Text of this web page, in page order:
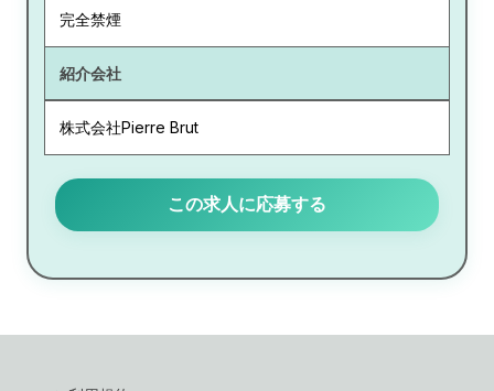
完全禁煙
紹介会社
株式会社Pierre Brut
この求人に応募する